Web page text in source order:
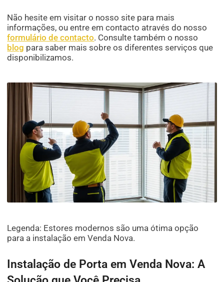
Não hesite em visitar o nosso site para mais
informações, ou entre em contacto através do nosso
formulário de contacto. Consulte também o nosso
blog para saber mais sobre os diferentes serviços que
disponibilizamos.
Legenda: Estores modernos são uma ótima opção
para a instalação em Venda Nova.
Instalação de Porta em Venda Nova: A